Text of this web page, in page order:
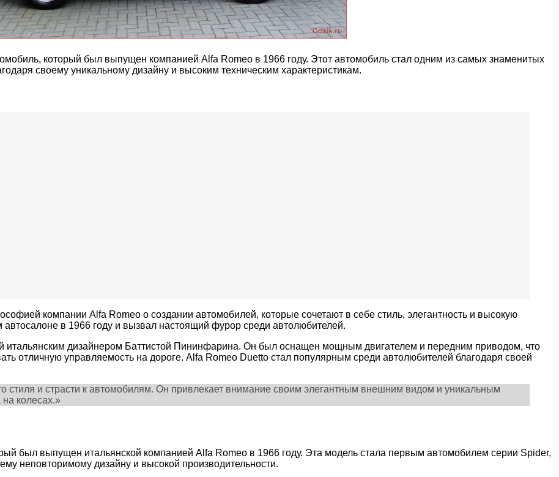
который был выпущен компанией Alfa Romeo в 1966 году. Этот автомобиль стал одним из самых знаменитых
своему уникальному дизайну и высоким техническим характеристикам.
компании Alfa Romeo о создании автомобилей, которые сочетают в себе стиль, элегантность и высокую
в 1966 году и вызвал настоящий фурор среди автолюбителей.
итальянским дизайнером Баттистой Пининфарина. Он был оснащен мощным двигателем и передним приводом, что
отличную управляемость на дороге. Alfa Romeo Duetto стал популярным среди автолюбителей благодаря своей
стиля и страсти к автомобилям. Он привлекает внимание своим элегантным внешним видом и уникальным
колесах.»
был выпущен итальянской компанией Alfa Romeo в 1966 году. Эта модель стала первым автомобилем серии Spider,
неповторимому дизайну и высокой производительности.